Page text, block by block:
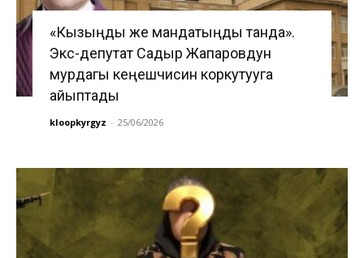
«Кызыңды же мандатыңды танда».
Экс-депутат Садыр Жапаровдун
мурдагы кеңешчисин коркутууга
айыптады
kloopkyrgyz - 25/06/2026